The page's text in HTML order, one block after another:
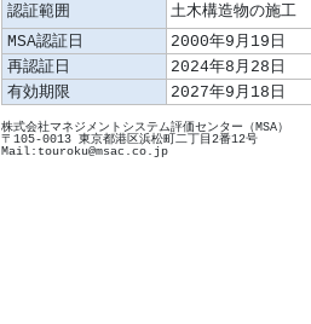
認証範囲
MSA認証日
2000年9月19日
再認証日
2024年8月28日
有効期限
2027年9月18日
株式会社マネジメントシステム評価センター（MSA）
〒105-0013 東京都港区浜松町二丁目2番12号
Mail:touroku@msac.co.jp